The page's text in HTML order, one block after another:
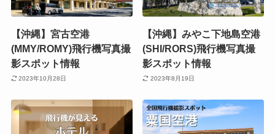
【沖縄】宮古空港
(MMY/ROMY)飛行機写真撮
影スポット情報
2023年10月28日
【沖縄】みやこ下地島空港
(SHI/RORS)飛行機写真撮
影スポット情報
2023年8月19日